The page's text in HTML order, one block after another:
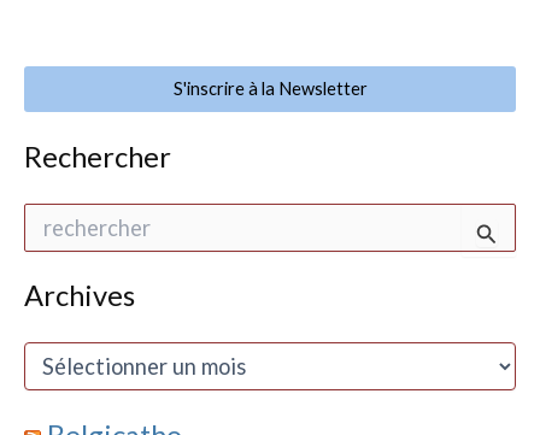
S'inscrire à la Newsletter
Rechercher
h
e
h
r
Archives
A